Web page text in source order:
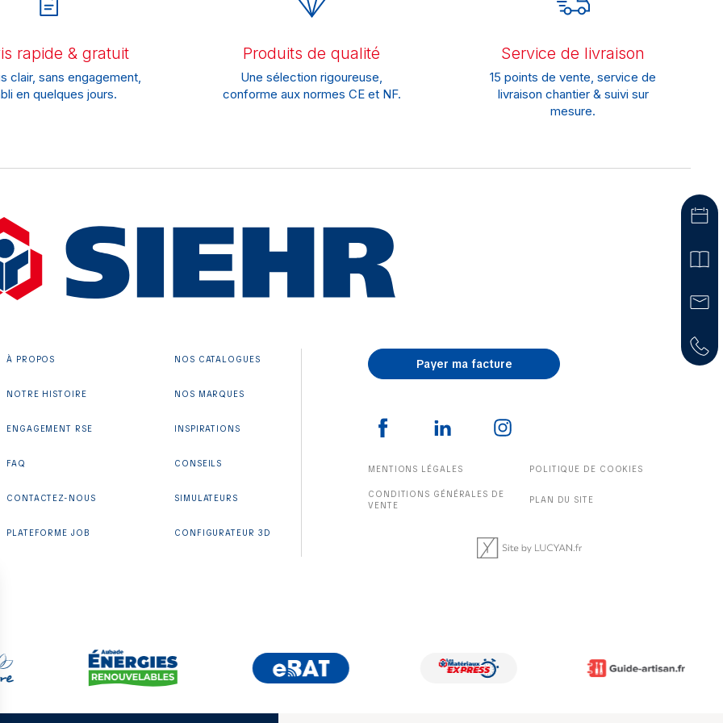
rapide & gratuit
clair, sans engagement,
en quelques jours.
Produits de qualité
Une sélection rigoureuse,
conforme aux normes CE et NF.
Service de livraison
15 points de vente, service de
livraison chantier & suivi sur
mesure.
À PROPOS
NOTRE HISTOIRE
ENGAGEMENT RSE
FAQ
CONTACTEZ-NOUS
PLATEFORME JOB
NOS CATALOGUES
NOS MARQUES
INSPIRATIONS
CONSEILS
SIMULATEURS
CONFIGURATEUR 3D
Payer ma facture
MENTIONS LÉGALES POLITIQUE DE COOKIES
CONDITIONS GÉNÉRALES DE
VENTE
PLAN DU SITE